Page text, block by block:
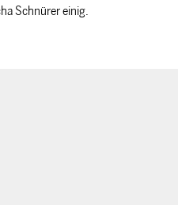
Schnürer einig.